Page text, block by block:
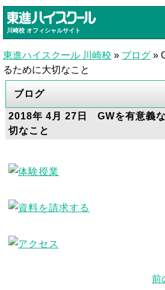
川崎校 オフィシャルサイト
東進ハイスクール 川崎校 » ブログ »
るために大切なこと
ブログ
2018年 4月 27日 GWを有意義
切なこと
前